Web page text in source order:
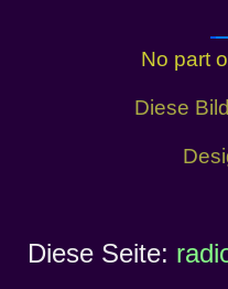
No part
Diese
Diese Seite: